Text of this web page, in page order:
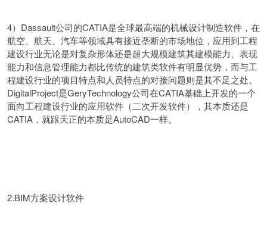
4）Dassault公司的CATIA是全球最高端的机械设计制造软件，在
航空、航天、汽车等领域具有接近垄断的市场地位，应用到工程
建设行业无论是对复杂形体还是超大规模建筑其建模能力、表现
能力和信息管理能力都比传统的建筑类软件有明显优势，而与工
程建设行业的项目特点和人员特点的对接问题则是其不足之处。
DigitalProject是GeryTechnology公司在CATIA基础上开发的一个
面向工程建设行业的应用软件（二次开发软件），其本质还是
CATIA，就跟天正的本质是AutoCAD一样。
2.BIM方案设计软件